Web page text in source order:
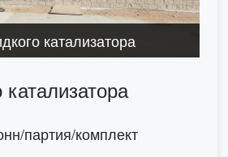
катализатора
партия/комплект